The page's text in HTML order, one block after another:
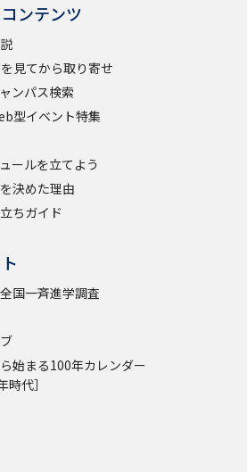
ンテンツ
見てから取り寄せ
ンパス検索
型イベント特集
ールを立てよう
決めた理由
ちガイド
国一斉進学調査
始まる100年カレンダー
時代］